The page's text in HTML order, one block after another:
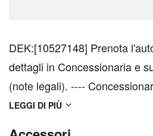
DEK:[10527148] Prenota l'auto che ti piace, info e
dettagli in Concessionaria e
(note legali). ---- Concessionaria Fiori è la tua
concessionaria di fiducia a
LEGGI DI PIÙ